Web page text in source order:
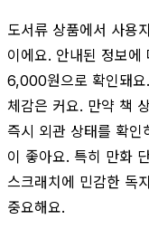
도서류 상품에서 사용
이에요. 안내된 정보
6,000원으로 확인돼
체감은 커요. 만약 책
즉시 외관 상태를 확인
이 좋아요. 특히 만화
스크래치에 민감한 독
중요해요.